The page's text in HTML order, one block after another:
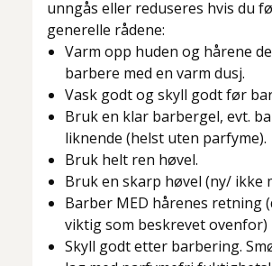
unngås eller reduseres hvis du
generelle rådene:
Varm opp huden og hårene
barbere med en varm dusj.
Vask godt og skyll godt før
Bruk en klar barbergel, evt.
liknende (helst uten parfyme).
Bruk helt ren høvel.
Bruk en skarp høvel (ny/ ikke
Barber MED hårenes retning
viktig som beskrevet ovenfor)
Skyll godt etter barbering.